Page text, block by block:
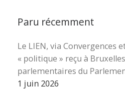
Paru récemment
Le LIEN, via Convergences
« politique » reçu à
parlementaires du
1 juin 2026